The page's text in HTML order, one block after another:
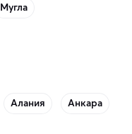
Мугла
Алания Анкара